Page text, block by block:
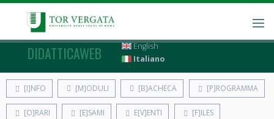
DIDATTICAWEB
English
Italiano
[I]NFO [M]ODULI [B]ACHECA [P]ROGRAMMA
[O]RARI [E]SAMI E[V]ENTI [F]ILES